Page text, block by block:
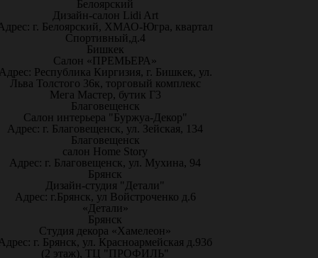
Белоярский
Дизайн-салон Lidi Art
г. Белоярский, ХМАО-Югра, квартал
Спортивный,д.4
Бишкек
Салон «ПРЕМЬЕРА»
Республика Киргизия, г. Бишкек, ул.
Льва Толстого 36к, торговый комплекс
Мега Мастер, бутик Г3
Благовещенск
Салон интерьера "Буржуа-Декор"
Адрес: г. Благовещенск, ул. Зейская, 134
Благовещенск
салон Home Story
Адрес: г. Благовещенск, ул. Мухина, 94
Брянск
Дизайн-студия "Детали"
Адрес: г.Брянск, ул Войстроченко д.6
«Детали»
Брянск
Студия декора «Хамелеон»
г. Брянск, ул. Красноармейская д.93б
(2 этаж), ТЦ "ПРОФИЛЬ"